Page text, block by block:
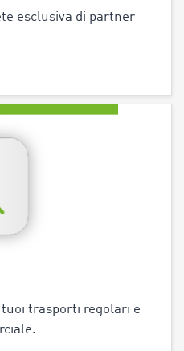
esclusiva di partner
trasporti regolari e